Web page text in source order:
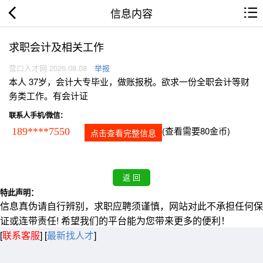
信息内容
求职会计及相关工作
营口人才网 2026.08.08 举报
本人 37岁，会计大专毕业，做账报税。欲求一份全职会计等财
务类工作。有会计证
联系人手机/微信：
189****7550 点击查看完整信息 (查看需要80金币)
特此声明：
信息真伪请自行辨别，求职应聘须谨慎，网站对此不承担任何保
证或连带责任! 希望我们的平台能为您带来更多的便利！
[联系客服] [最新找人才]